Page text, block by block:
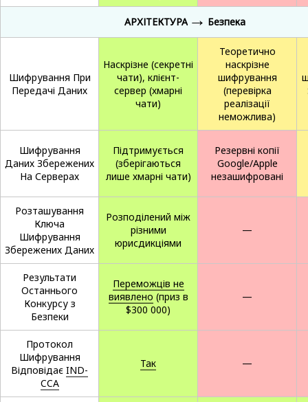
АРХІТЕКТУРА → Безпека
Шифрування При
Передачі Даних
Наскрізне (секретні
чати), клієнт-
сервер (хмарні
чати)
Теоретично
наскрізне
шифрування
(перевірка
реалізації
неможлива)
Шифрування
Даних Збережених
На Серверах
Підтримується
(зберігаються
лише хмарні чати)
Резервні копії
Google/Apple
незашифровані
Розташування
Ключа
Шифрування
Збережених Даних
Розподілений між
різними
юрисдикціями
—
Результати
Останнього
Конкурсу з
Безпеки
Переможців не
виявлено (приз в
$300 000)
—
Протокол
Шифрування
Відповідає IND-
CCA
Так —